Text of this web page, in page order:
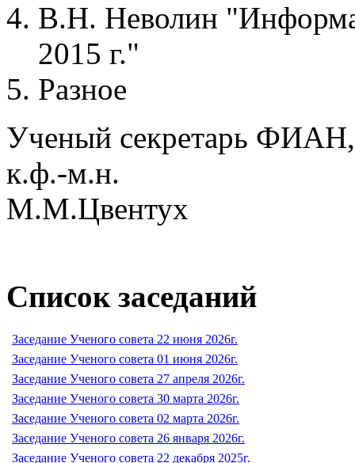
В.Н. Неволин
2015 г."
Разное
Ученый секретарь ФИАН,
к.ф.-м.н.
М.М.Цвентух
Список заседаний
Заседание Ученого совета 22 июня 2026г.
Заседание Ученого совета 01 июня 2026г.
Заседание Ученого совета 27 апреля 2026г.
Заседание Ученого совета 30 марта 2026г.
Заседание Ученого совета 02 марта 2026г.
Заседание Ученого совета 26 января 2026г.
Заседание Ученого совета 22 декабря 2025г.